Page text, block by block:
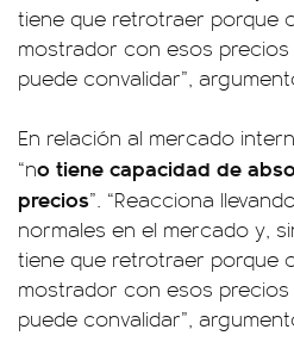
tiene que retrotraer porque
mostrador con esos precios
puede convalidar”,
En relación al mercado
“no tiene capacidad de
precios”. “Reacciona
normales en el mercado y,
tiene que retrotraer porque
mostrador con esos precios
puede convalidar”,